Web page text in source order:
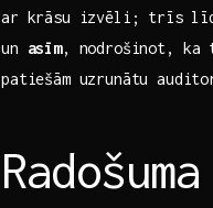
ar krāsu izvēli; ⁣trīs
un‍ asīm,​ nodrošinot, ka⁤
patiešām uzrunātu